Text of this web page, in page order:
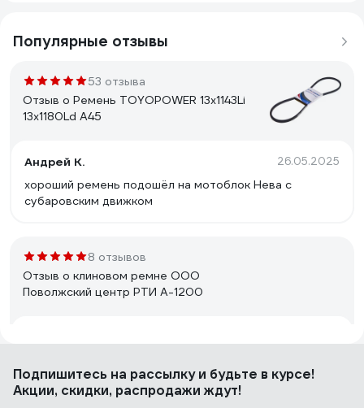
Популярные отзывы
53 отзыва
Отзыв о Ремень TOYOPOWER 13x1143Li
13x1180Ld A45
Андрей К. 26.05.2025
хороший ремень подошёл на мотоблок Нева с
субаровским движком
8 отзывов
Отзыв о клиновом ремне ООО
Поволжский центр РТИ А-1200
Подпишитесь на рассылкуи будьте в курсе!
Акции, скидки, распродажи ждут!